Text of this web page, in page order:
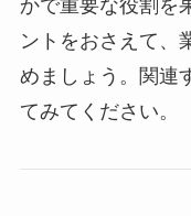
かで重要な役割を
ントをおさえて、
めましょう。関連
てみてください。